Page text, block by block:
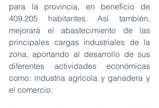
409.205 habitantes. Así también,
mejorará el abastecimiento de las
principales cargas industriales de la
zona, aportando al desarrollo de sus
diferentes actividades económicas
como: industria agrícola y ganadera y
el comercio.